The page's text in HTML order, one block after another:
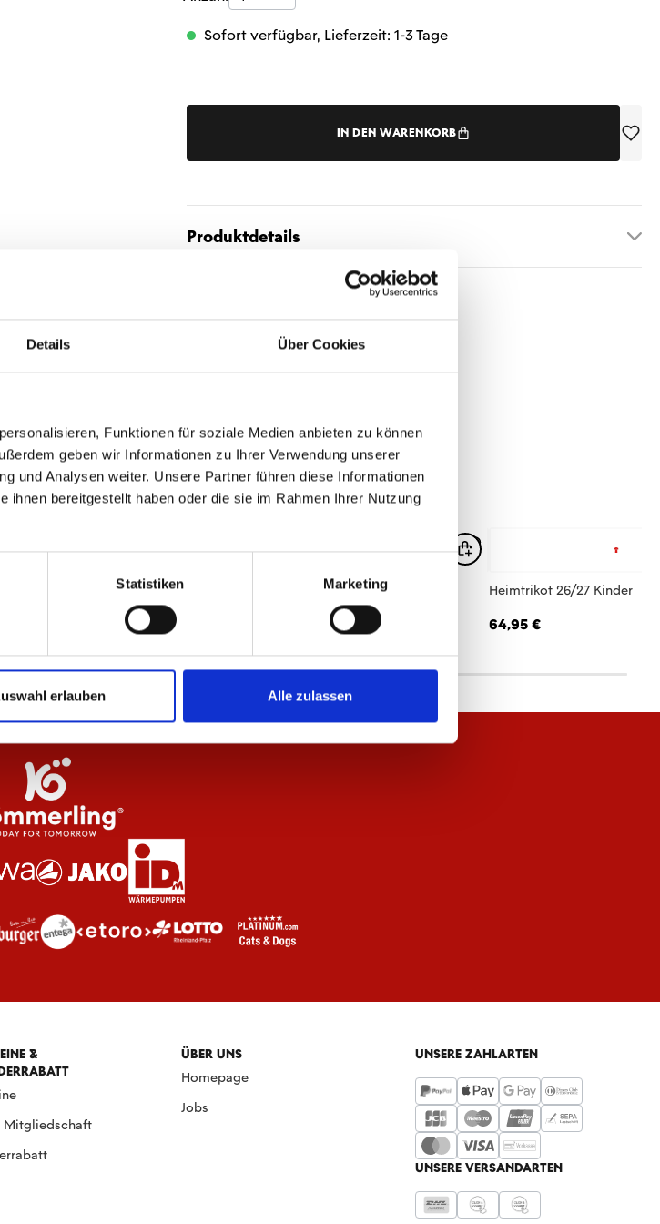
Details Über Cookies
Funktionen für soziale Medien anbieten zu können
geben wir Informationen zu Ihrer Verwendung unserer
und Analysen weiter. Unsere Partner führen diese Informationen
ihnen bereitgestellt haben oder die sie im Rahmen Ihrer Nutzung
Statistiken Marketing
erlauben Alle zulassen
Sofort verfügbar, Lieferzeit: 1-3 Tage
IN DEN WARENKORB
Produktdetails
PRODUKTE
Logo Kinder Heimtrikot 26/27 Kinder
64,95 €
&
Mitgliedschaft
ÜBER UNS
Homepage
Jobs
UNSERE ZAHLARTEN
UNSERE VERSANDARTEN